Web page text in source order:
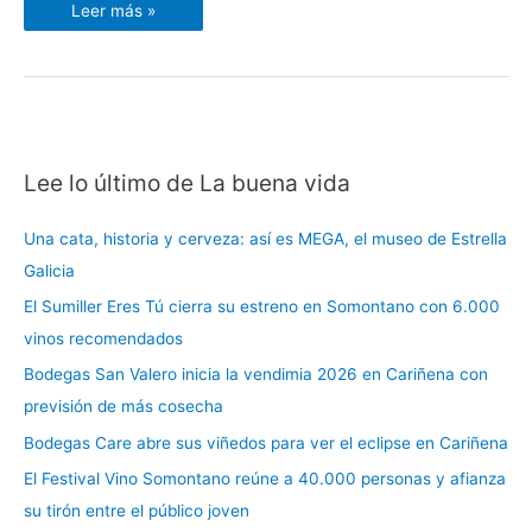
Leer más »
Lee lo último de La buena vida
Una cata, historia y cerveza: así es MEGA, el museo de Estrella
Galicia
El Sumiller Eres Tú cierra su estreno en Somontano con 6.000
vinos recomendados
Bodegas San Valero inicia la vendimia 2026 en Cariñena con
previsión de más cosecha
Bodegas Care abre sus viñedos para ver el eclipse en Cariñena
El Festival Vino Somontano reúne a 40.000 personas y afianza
su tirón entre el público joven
C
t
e
g
o
r
í
a
s